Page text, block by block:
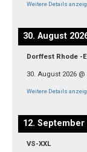
Weitere Details
30. August
Dorffest Rhode -
30. August 2026 @
Weitere Details
12. September
VS-XXL